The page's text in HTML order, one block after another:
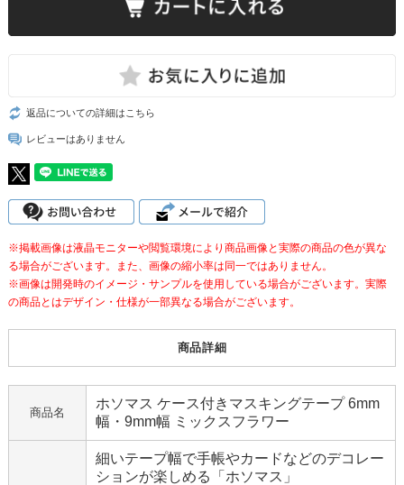
返品についての詳細はこちら
レビューはありません
※掲載画像は液晶モニターや閲覧環境により商品画像と実際の商品の色が異な
る場合がございます。また、画像の縮小率は同一ではありません。
※画像は開発時のイメージ・サンプルを使用している場合がございます。実際
の商品とはデザイン・仕様が一部異なる場合がございます。
商品詳細
商品名
ホソマス ケース付きマスキングテープ 6mm
幅・9mm幅 ミックスフラワー
細いテープ幅で手帳やカードなどのデコレー
ションが楽しめる「ホソマス」